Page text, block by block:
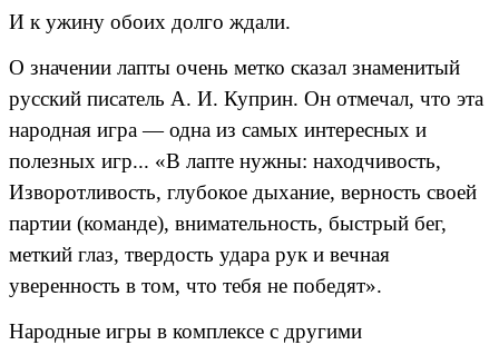
И к ужину обоих долго ждали.
О значении лапты очень метко сказал знаменитый
русский писатель А. И. Куприн. Он отмечал, что эта
народная игра — одна из самых интересных и
полезных игр... «В лапте нужны: находчивость,
Изворотливость, глубокое дыхание, верность своей
партии (команде), внимательность, быстрый бег,
меткий глаз, твердость удара рук и вечная
уверенность в том, что тебя не победят».
Народные игры в комплексе с другими